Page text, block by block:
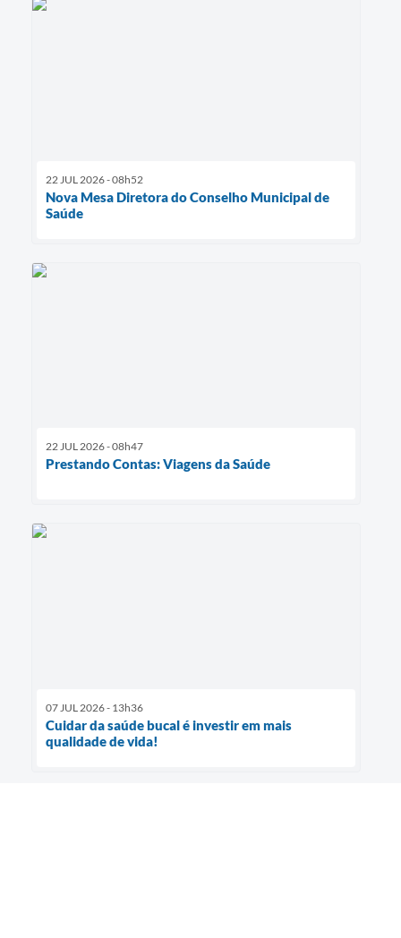
22 JUL 2026 - 08h52
Nova Mesa Diretora do Conselho Municipal de
Saúde
22 JUL 2026 - 08h47
Prestando Contas: Viagens da Saúde
07 JUL 2026 - 13h36
Cuidar da saúde bucal é investir em mais
qualidade de vida!